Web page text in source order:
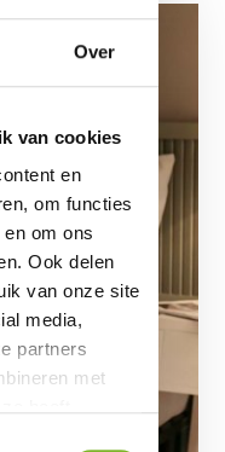
Over
van cookies
en
om functies
om ons
Ook delen
van onze site
media,
partners
met